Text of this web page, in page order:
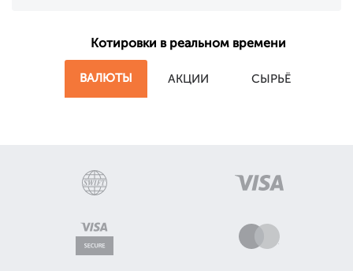
Котировки в реальном времени
ВАЛЮТЫ АКЦИИ СЫРЬЁ